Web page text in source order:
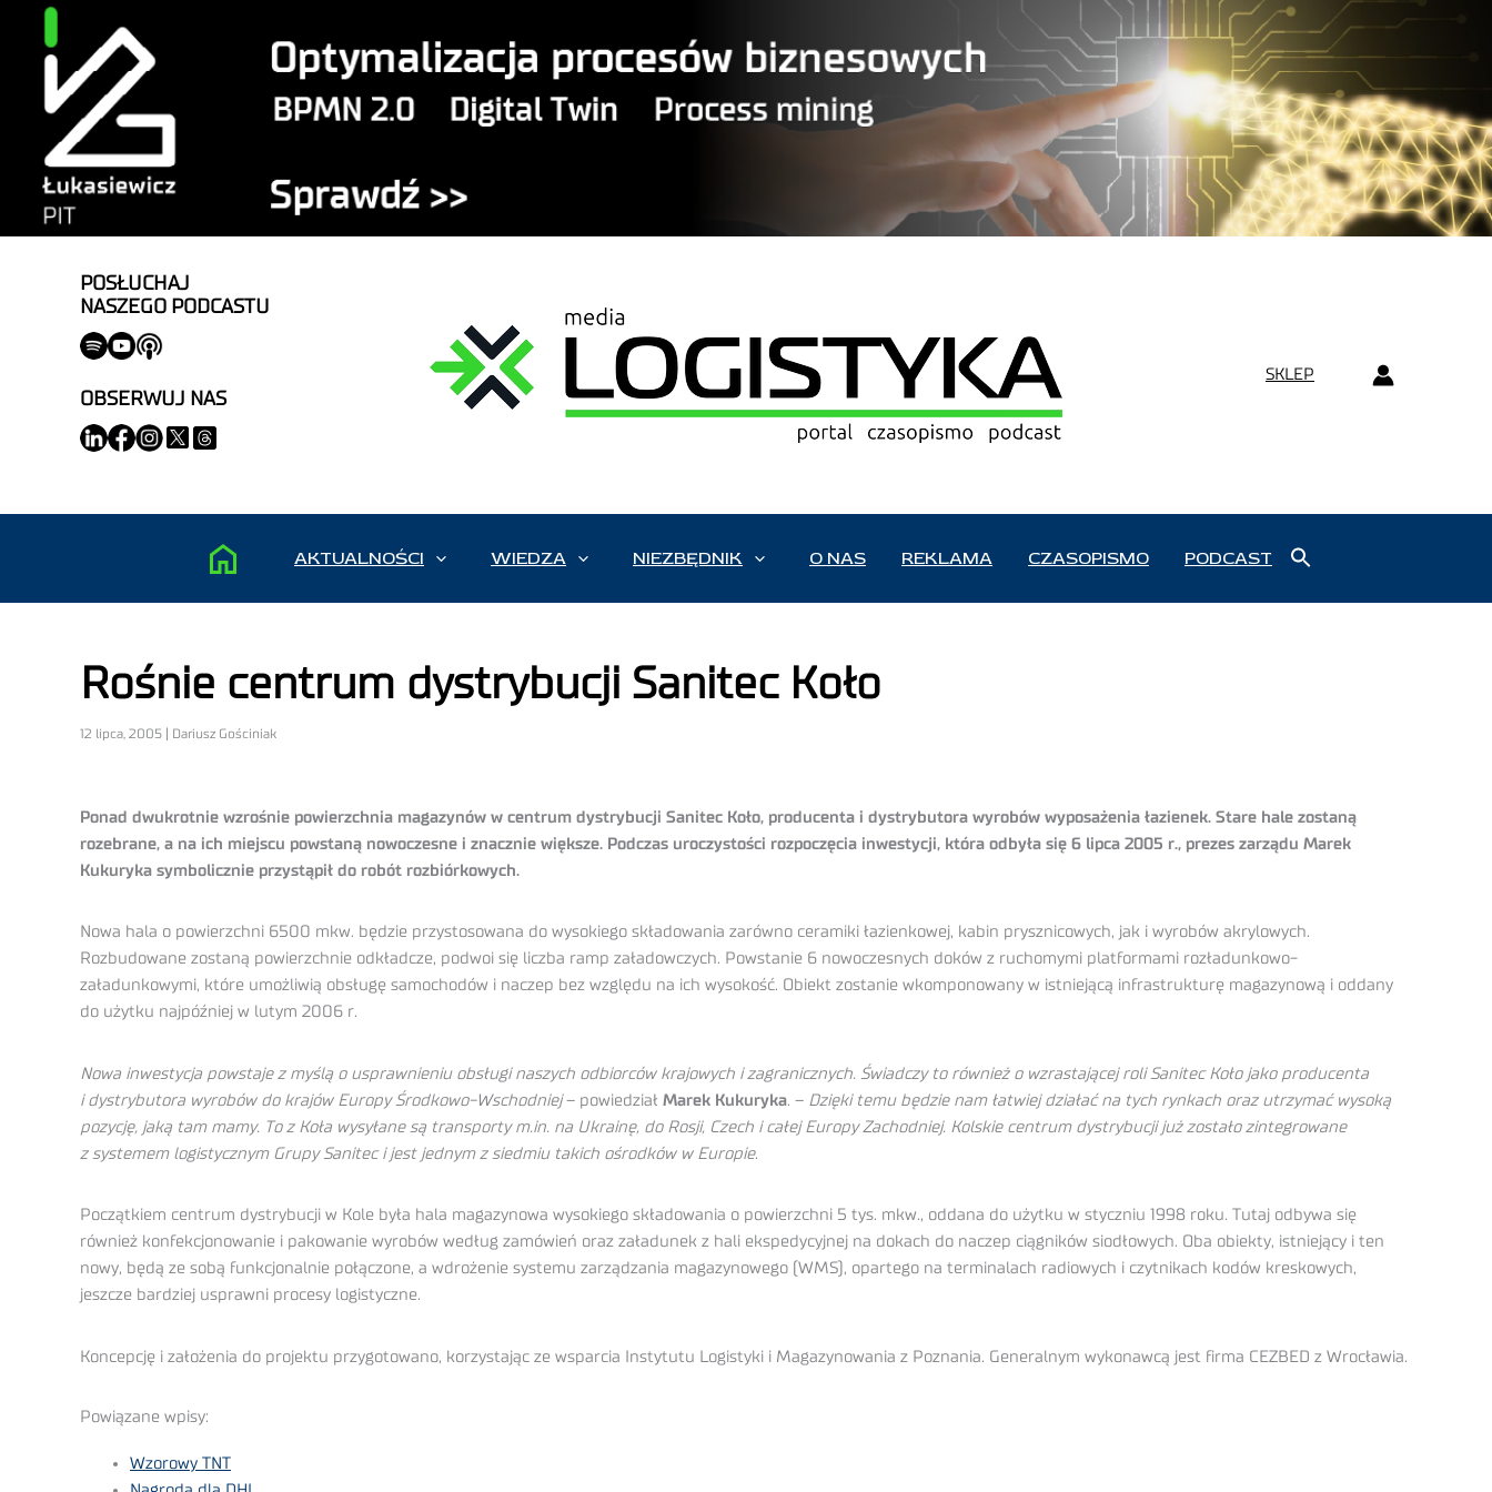
POSŁUCHAJ
NASZEGO PODCASTU
OBSERWUJ NAS
SKLEP
AKTUALNOŚCI WIEDZA NIEZBĘDNIK O NAS REKLAMA CZASOPISMO PODCAST
Rośnie centrum dystrybucji Sanitec Koło
12 lipca, 2005 | Dariusz Gościniak
Ponad dwukrotnie wzrośnie powierzchnia magazynów w centrum dystrybucji Sanitec Koło, producenta i dystrybutora wyrobów wyposażenia łazienek. Stare hale zostaną
rozebrane, a na ich miejscu powstaną nowoczesne i znacznie większe. Podczas uroczystości rozpoczęcia inwestycji, która odbyła się 6 lipca 2005 r., prezes zarządu Marek
Kukuryka symbolicznie przystąpił do robót rozbiórkowych.
Nowa hala o powierzchni 6500 mkw. będzie przystosowana do wysokiego składowania zarówno ceramiki łazienkowej, kabin prysznicowych, jak i wyrobów akrylowych.
Rozbudowane zostaną powierzchnie odkładcze, podwoi się liczba ramp załadowczych. Powstanie 6 nowoczesnych doków z ruchomymi platformami rozładunkowo-
załadunkowymi, które umożliwią obsługę samochodów i naczep bez względu na ich wysokość. Obiekt zostanie wkomponowany w istniejącą infrastrukturę magazynową i oddany
do użytku najpóźniej w lutym 2006 r.
Nowa inwestycja powstaje z myślą o usprawnieniu obsługi naszych odbiorców krajowych i zagranicznych. Świadczy to również o wzrastającej roli Sanitec Koło jako producenta
i dystrybutora wyrobów do krajów Europy Środkowo-Wschodniej– powiedział Marek Kukuryka. – Dzięki temu będzie nam łatwiej działać na tych rynkach oraz utrzymać wysoką
pozycję, jaką tam mamy. To z Koła wysyłane są transporty m.in. na Ukrainę, do Rosji, Czech i całej Europy Zachodniej. Kolskie centrum dystrybucji już zostało zintegrowane
z systemem logistycznym Grupy Sanitec i jest jednym z siedmiu takich ośrodków w Europie.
Początkiem centrum dystrybucji w Kole była hala magazynowa wysokiego składowania o powierzchni 5 tys. mkw., oddana do użytku w styczniu 1998 roku. Tutaj odbywa się
również konfekcjonowanie i pakowanie wyrobów według zamówień oraz załadunek z hali ekspedycyjnej na dokach do naczep ciągników siodłowych. Oba obiekty, istniejący i ten
nowy, będą ze sobą funkcjonalnie połączone, a wdrożenie systemu zarządzania magazynowego (WMS), opartego na terminalach radiowych i czytnikach kodów kreskowych,
jeszcze bardziej usprawni procesy logistyczne.
Koncepcję i założenia do projektu przygotowano, korzystając ze wsparcia Instytutu Logistyki i Magazynowania z Poznania. Generalnym wykonawcą jest firma CEZBED z Wrocławia.
Powiązane wpisy:
Wzorowy TNT